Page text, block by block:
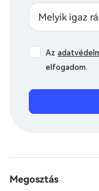
Melyik igaz
Az
elfogadom.
Megosztás